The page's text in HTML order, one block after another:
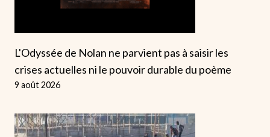
L'Odyssée de Nolan ne parvient pas à saisir les
crises actuelles ni le pouvoir durable du poème
9 août 2026